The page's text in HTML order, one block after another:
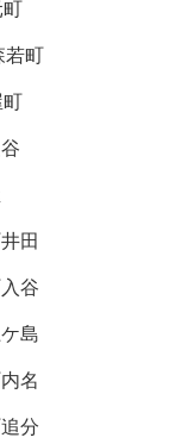
若町
田
谷
島
名
分